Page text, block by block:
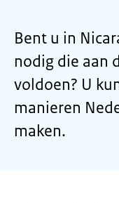
Bent u in
nodig die aan
voldoen? U
manieren
maken.